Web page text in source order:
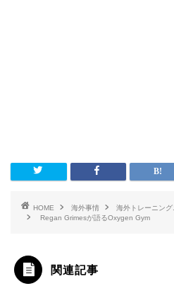
HOME 海外事情
海外トレーニング
Regan Grimesが語るOxygen Gym
関連記事